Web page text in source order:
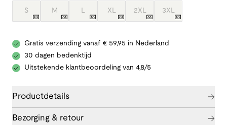
S M L XL 2XL 3XL
Gratis verzending vanaf € 59,95 in Nederland
30 dagen bedenktijd
Uitstekende klantbeoordeling van 4,8/5
Productdetails
Bezorging & retour